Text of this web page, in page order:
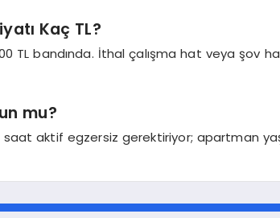
Kaç TL?
TL bandında. İthal çalışma hat veya şov
mu?
saat aktif egzersiz gerektiriyor; apartman